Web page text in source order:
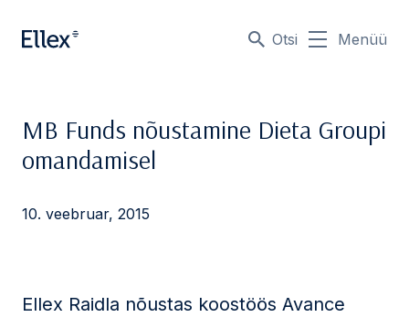
Otsi Menüü
MB Funds nõustamine Dieta Groupi
omandamisel
10. veebruar, 2015
Ellex Raidla nõustas koostöös Avance